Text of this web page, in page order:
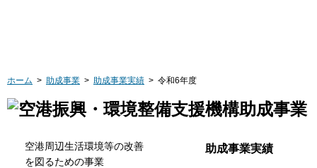
ホーム > 助成事業 > 助成事業実績 > 令和6年度
空港周辺生活環境等の改善
を図るための事業
助成事業実績